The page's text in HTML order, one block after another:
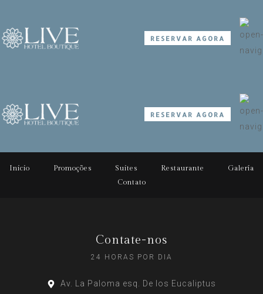
RESERVAR AGORA
RESERVAR AGORA
Inicio Promoções Suites Restaurante
Galería
Contato
Contate-nos
24 HORAS POR DIA
Av. La Paloma esq. De los Eucaliptus